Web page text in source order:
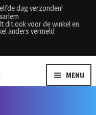
dag verzonden!
dit ook voor de winkel en
anders vermeld
MENU